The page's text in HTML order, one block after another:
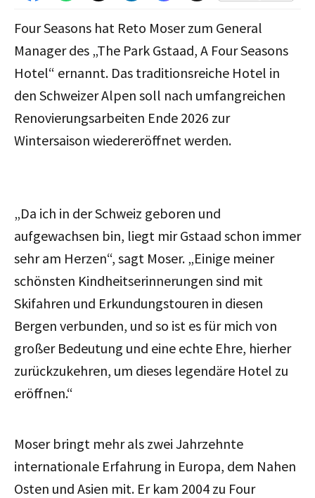
Four Seasons hat Reto Moser zum General
Manager des „The Park Gstaad, A Four Seasons
Hotel“ ernannt. Das traditionsreiche Hotel in
den Schweizer Alpen soll nach umfangreichen
Renovierungsarbeiten Ende 2026 zur
Wintersaison wiedereröffnet werden.
„Da ich in der Schweiz geboren und
aufgewachsen bin, liegt mir Gstaad schon immer
sehr am Herzen“, sagt Moser. „Einige meiner
schönsten Kindheitserinnerungen sind mit
Skifahren und Erkundungstouren in diesen
Bergen verbunden, und so ist es für mich von
großer Bedeutung und eine echte Ehre, hierher
zurückzukehren, um dieses legendäre Hotel zu
eröffnen.“
Moser bringt mehr als zwei Jahrzehnte
internationale Erfahrung in Europa, dem Nahen
Osten und Asien mit. Er kam 2004 zu Four